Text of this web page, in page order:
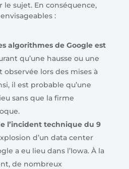
le sujet. En conséquence,
:
algorithmes de Google est
qu’une hausse ou une
observée lors des mises à
il est probable qu’une
sans que la firme
l’incident technique du 9
d’un data center
a eu lieu dans l’Iowa. À la
de nombreux